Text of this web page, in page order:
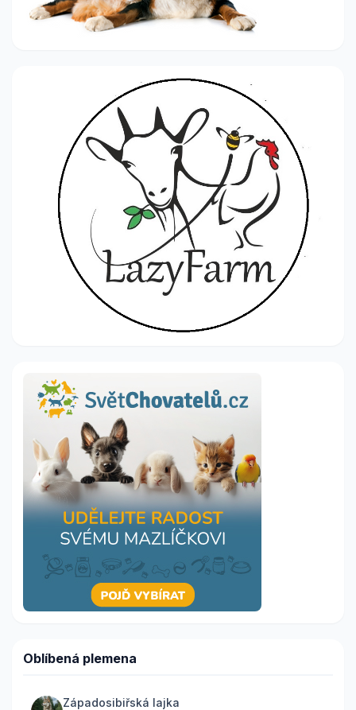
Oblíbená plemena
Západosibiřská lajka